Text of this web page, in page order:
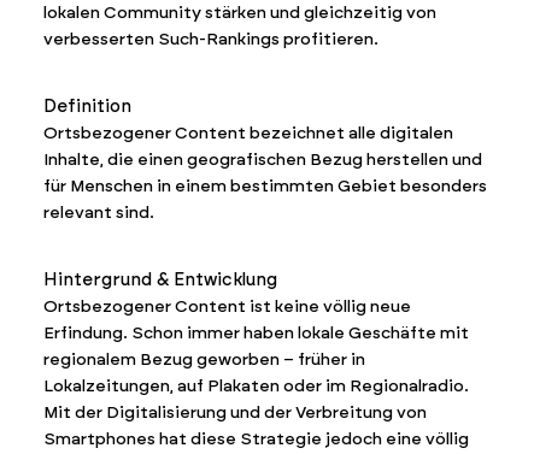
lokalen Community stärken und gleichzeitig von
verbesserten Such-Rankings profitieren.
Definition
Ortsbezogener Content bezeichnet alle digitalen
Inhalte, die einen geografischen Bezug herstellen und
für Menschen in einem bestimmten Gebiet besonders
relevant sind.
Hintergrund & Entwicklung
Ortsbezogener Content ist keine völlig neue
Erfindung. Schon immer haben lokale Geschäfte mit
regionalem Bezug geworben – früher in
Lokalzeitungen, auf Plakaten oder im Regionalradio.
Mit der Digitalisierung und der Verbreitung von
Smartphones hat diese Strategie jedoch eine völlig